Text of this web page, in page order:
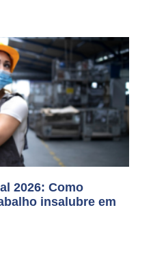
2026: Como
insalubre em